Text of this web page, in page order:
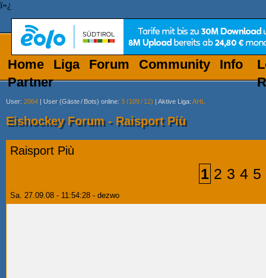
ï»¿
Home Liga Forum Community
Info
Partner
User: 2064 | User (Gäste/ Bots) online: 3 (109/ 12) | Aktive Liga: AHL
Eishockey Forum - Raisport Più
Raisport Più
1 2 3 4 5
Sa. 27.09.08 - 11:54:28 - dezwo